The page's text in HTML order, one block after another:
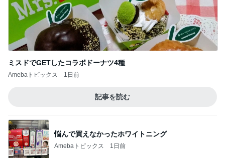
ミスドでGETしたコラボドーナツ4種
Amebaトピックス 1日前
記事を読む
悩んで買えなかったホワイトニング
Amebaトピックス 1日前